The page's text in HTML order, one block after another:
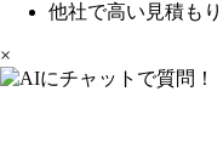
他社で高い見積も
×